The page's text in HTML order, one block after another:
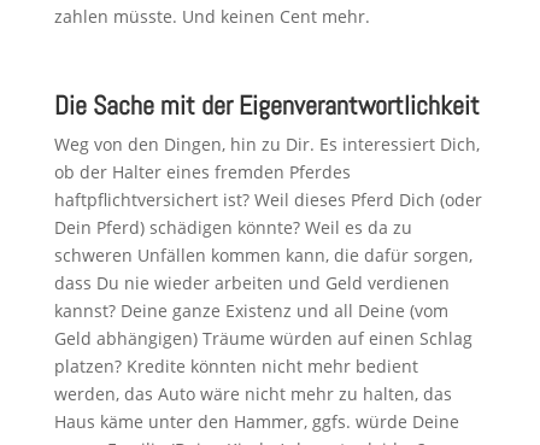
zahlen müsste. Und keinen Cent mehr.
Die Sache mit der Eigenverantwortlichkeit
Weg von den Dingen, hin zu Dir. Es interessiert Dich,
ob der Halter eines fremden Pferdes
haftpflichtversichert ist? Weil dieses Pferd Dich (oder
Dein Pferd) schädigen könnte? Weil es da zu
schweren Unfällen kommen kann, die dafür sorgen,
dass Du nie wieder arbeiten und Geld verdienen
kannst? Deine ganze Existenz und all Deine (vom
Geld abhängigen) Träume würden auf einen Schlag
platzen? Kredite könnten nicht mehr bedient
werden, das Auto wäre nicht mehr zu halten, das
Haus käme unter den Hammer, ggfs. würde Deine